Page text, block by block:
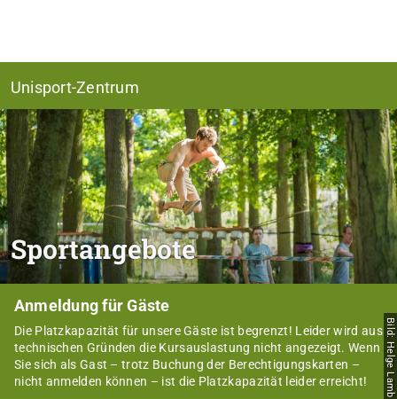
Unisport-Zentrum
Sportangebote
Anmeldung für Gäste
Die Platzkapazität für unsere Gäste ist begrenzt! Leider wird aus
technischen Gründen die Kursauslastung nicht angezeigt. Wenn
Sie sich als Gast – trotz Buchung der Berechtigungskarten –
nicht anmelden können – ist die Platzkapazität leider erreicht!
Bild: Helge Lamb